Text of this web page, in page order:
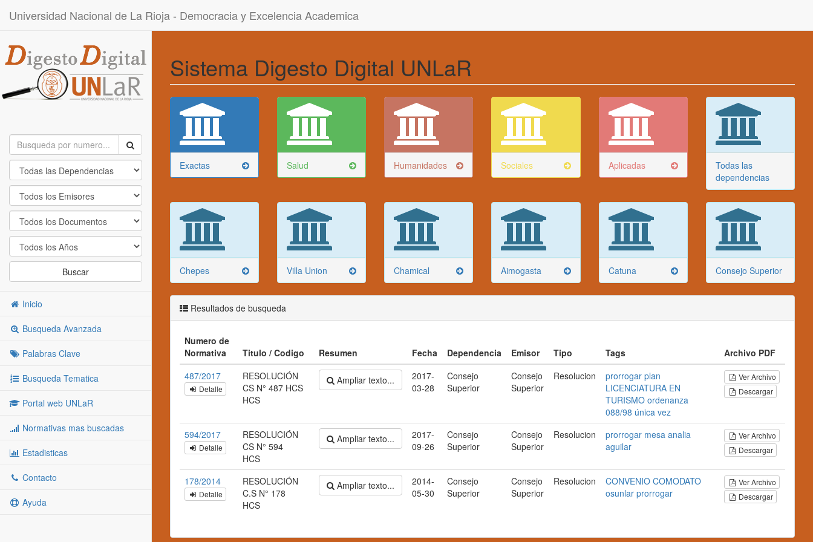
Universidad Nacional de La Rioja - Democracia y Excelencia Academica
Buscar
Inicio
Busqueda Avanzada
Palabras Clave
Busqueda Tematica
Portal web UNLaR
Normativas mas buscadas
Estadisticas
Contacto
Ayuda
Sistema Digesto Digital UNLaR
Exactas Salud Humanidades Sociales Aplicadas
Todas las
dependencias
Chepes Villa Union Chamical Aimogasta Catuna Consejo Superior
Resultados de busqueda
Numero de
Normativa
Titulo / Codigo Resumen Fecha Dependencia Emisor Tipo Tags
Archivo PDF
487/2017
Detalle
RESOLUCIÓN
CS N° 487 HCS
HCS
Ampliar texto...
2017-
03-28
Consejo
Superior
Consejo
Superior
Resolucion prorrogar plan
LICENCIATURA EN
TURISMO ordenanza
088/98 única vez
Ver Archivo
Descargar
594/2017
Detalle
RESOLUCIÓN
CS N° 594
HCS
Ampliar texto...
2017-
09-26
Consejo
Superior
Consejo
Superior
Resolucion prorrogar mesa analia
aguilar
Ver Archivo
Descargar
178/2014
Detalle
RESOLUCIÓN
C.S N° 178
HCS
Ampliar texto...
2014-
05-30
Consejo
Superior
Consejo
Superior
Resolucion CONVENIO COMODATO
osunlar prorrogar
Ver Archivo
Descargar